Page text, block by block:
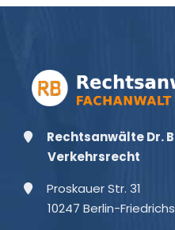
Rechtsanwälte Dr.
Verkehrsrecht
Proskauer Str. 31
10247 Berlin-